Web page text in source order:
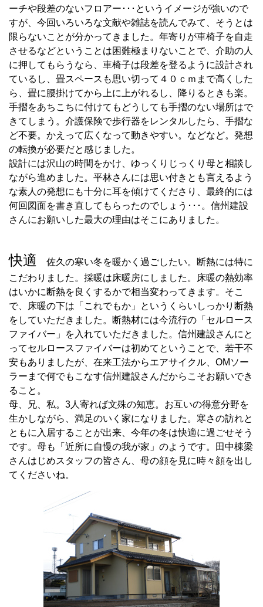
ーチや段差のないフロアー･･･というイメージが強いので
すが、今回いろいろな文献や雑誌を読んでみて、そうとは
限らないことが分かってきました。年寄りが車椅子を自走
させるなどということは困難極まりないことで、介助の人
に押してもらうなら、車椅子は段差を登るように設計され
ているし、畳スペースも思い切って４０ｃｍまで高くした
ら、畳に腰掛けてから上に上がれるし、降りるときも楽。
手摺をあちこちに付けてもどうしても手摺のない場所はで
きてしまう。介護保険で歩行器をレンタルしたら、手摺な
ど不要。かえって広くなって動きやすい。などなど。発想
の転換が必要だと感じました。
設計には沢山の時間をかけ、ゆっくりじっくり母と相談し
ながら進めました。平林さんには思い付きとも言えるよう
な素人の発想にも十分に耳を傾けてくださり、最終的には
何回図面を書き直してもらったのでしょう･･･。信州建設
さんにお願いした最大の理由はそこにありました。
快適
佐久の寒い冬を暖かく過ごしたい。断熱には特に
こだわりました。採暖は床暖房にしました。床暖の熱効率
はいかに断熱を良くするかで相当変わってきます。そこ
で、床暖の下は「これでもか」というくらいしっかり断熱
をしていただきました。断熱材には今流行の「セルロース
ファイバー」を入れていただきました。信州建設さんにと
ってセルロースファイバーは初めてということで、若干不
安もありましたが、在来工法からエアサイクル、OMソー
ラーまで何でもこなす信州建設さんだからこそお願いでき
ること。
母、兄、私。3人寄れば文殊の知恵。お互いの得意分野を
生かしながら、満足のいく家になりました。寒さの訪れと
ともに入居することが出来、今年の冬は快適に過ごせそう
です。母も「近所に自慢の我が家」のようです。田中棟梁
さんはじめスタッフの皆さん、母の顔を見に時々顔を出し
てくださいね。